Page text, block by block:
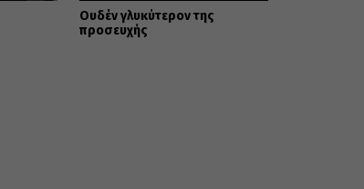
Ουδέν γλυκύτερον της
προσευχής